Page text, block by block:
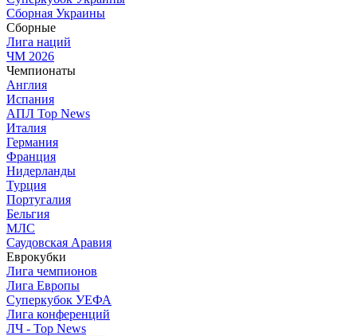
Сборная Украины
Сборные
Лига наций
ЧМ 2026
Чемпионаты
Англия
Испания
АПЛ Top News
Италия
Германия
Франция
Нидерланды
Турция
Португалия
Бельгия
МЛС
Саудовская Аравия
Еврокубки
Лига чемпионов
Лига Европы
Суперкубок УЕФА
Лига конференций
ЛЧ - Top News